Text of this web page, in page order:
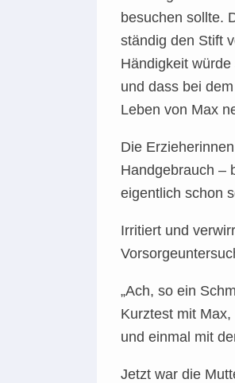
besuchen sollte.
ständig den Stift
Händigkeit
und dass bei
Leben von Max
Die
Handgebrauch –
eigentlich schon
Irritiert und
„Ach, so ein
Kurztest mit
und einmal mit
Jetzt war die